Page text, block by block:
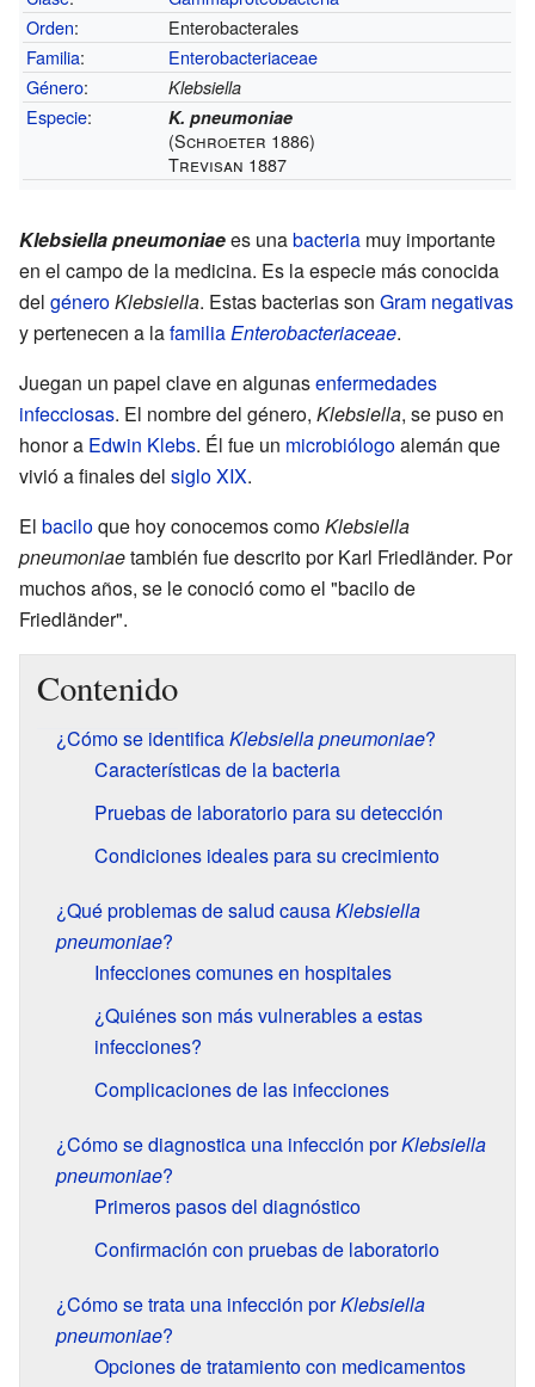
Orden:
Enterobacterales
Familia:
Enterobacteriaceae
Género: Klebsiella
Especie: K. pneumoniae
(Schroeter 1886)
Trevisan 1887
Klebsiella pneumoniaees unabacteria muy importante
en el campo de la medicina. Es la especie más conocida
del géneroKlebsiella. Estas bacterias son Gram negativas
y pertenecen a lafamiliaEnterobacteriaceae.
Juegan un papel clave en algunasenfermedades
infecciosas. El nombre del género, Klebsiella, se puso en
honor a Edwin Klebs. Él fue un microbiólogoalemán que
vivió a finales del siglo XIX.
El baciloque hoy conocemos comoKlebsiella
pneumoniaetambién fue descrito por Karl Friedländer. Por
muchos años, se le conoció como el "bacilo de
Friedländer".
Contenido
¿Cómo se identificaKlebsiella pneumoniae?
Características de la bacteria
Pruebas de laboratorio para su detección
Condiciones ideales para su crecimiento
¿Qué problemas de salud causaKlebsiella
pneumoniae?
Infecciones comunes en hospitales
¿Quiénes son más vulnerables a estas
infecciones?
Complicaciones de las infecciones
¿Cómo se diagnostica una infección porKlebsiella
pneumoniae?
Primeros pasos del diagnóstico
Confirmación con pruebas de laboratorio
¿Cómo se trata una infección porKlebsiella
pneumoniae?
Opciones de tratamiento con medicamentos